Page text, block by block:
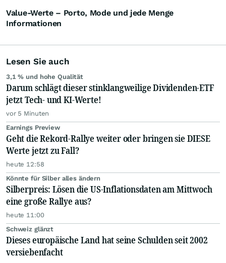
Value-Werte – Porto, Mode und jede Menge
Informationen
Lesen Sie auch
3,1 % und hohe Qualität
Darum schlägt dieser stinklangweilige Dividenden-ETF
jetzt Tech- und KI-Werte!
vor 5 Minuten
Earnings Preview
Geht die Rekord-Rallye weiter oder bringen sie DIESE
Werte jetzt zu Fall?
heute 12:58
Könnte für Silber alles ändern
Silberpreis: Lösen die US-Inflationsdaten am Mittwoch
eine große Rallye aus?
heute 11:00
Schweiz glänzt
Dieses europäische Land hat seine Schulden seit 2002
versiebenfacht